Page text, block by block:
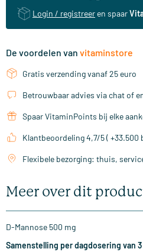
Login / registreer en spaar
De voordelen van vitaminstore
Gratis verzending vanaf 25 euro
Betrouwbaar advies via chat of
Spaar VitaminPoints bij elke
Klantbeoordeling 4,7/5 ( +33.500
Flexibele bezorging: thuis,
Meer over dit
D-Mannose 500 mg
Samenstelling per dagdosering van